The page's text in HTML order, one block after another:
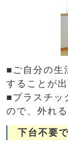
■ご自分の生
することが
■プラスチッ
ので、外れ
下台不要